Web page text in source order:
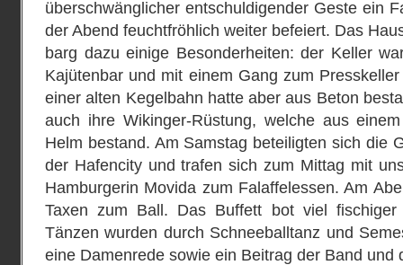
überschwänglicher entschuldigender Geste ein
der Abend feuchtfröhlich weiter befeiert. Das
barg dazu einige Besonderheiten: der Keller
Kajütenbar und mit einem Gang zum
einer alten Kegelbahn hatte aber aus Beton
auch ihre Wikinger-Rüstung, welche aus
Helm bestand. Am Samstag beteiligten sich die
der Hafencity und trafen sich zum Mittag mit
Hamburgerin Movida zum Falaffelessen. Am
Taxen zum Ball. Das Buffett bot viel fischiger
Tänzen wurden durch Schneeballtanz und
eine Damenrede sowie ein Beitrag der Band und